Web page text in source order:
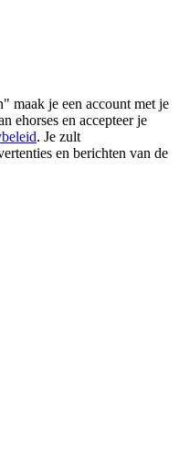
maak je een account met je
ehorses en accepteer je
. Je zult
en berichten van de